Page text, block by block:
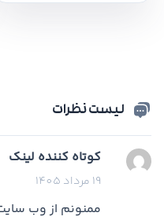
لیست نظرات
کوتاه کننده لینک
19 مرداد 1405
ممنونم از وب